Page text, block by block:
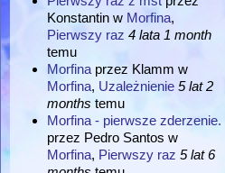
Konstantin w Morfina,
Pierwszy raz 4 lata 1 month
temu
Morfina przez Klamm w
Morfina, Uzależnienie 5 lat 2
months temu
Morfina - pierwsze zderzenie.
przez Pedro Santos w
Morfina, Pierwszy raz 5 lat 6